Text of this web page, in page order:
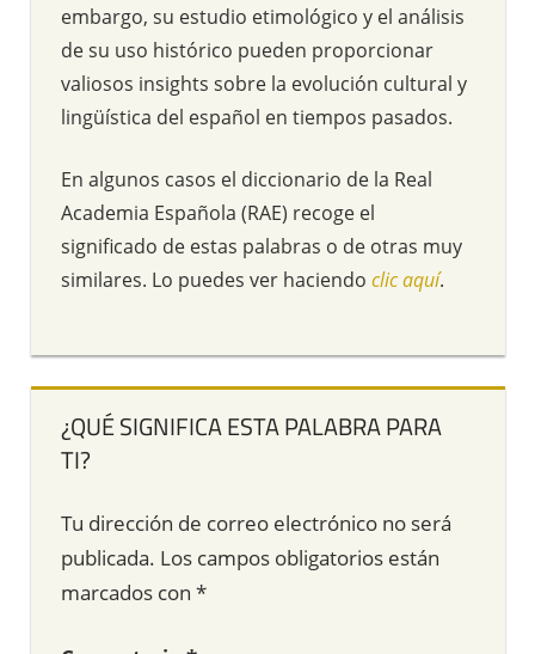
embargo, su estudio etimológico y el análisis
de su uso histórico pueden proporcionar
valiosos insights sobre la evolución cultural y
lingüística del español en tiempos pasados.
En algunos casos el diccionario de la Real
Academia Española (RAE) recoge el
significado de estas palabras o de otras muy
similares. Lo puedes ver haciendo clic aquí.
¿QUÉ SIGNIFICA ESTA PALABRA PARA
TI?
Tu dirección de correo electrónico no será
publicada. Los campos obligatorios están
marcados con *